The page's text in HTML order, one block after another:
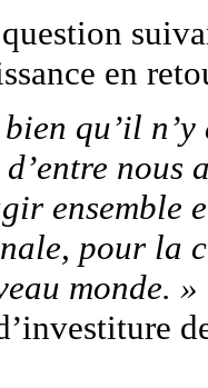
en
qu’il
pour la
monde. »